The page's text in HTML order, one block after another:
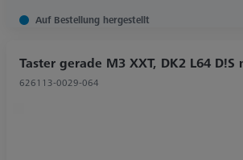
Auf Bestellung hergestellt
Taster gerade M3 XXT, DK2 L64 D!S
626113-0029-064